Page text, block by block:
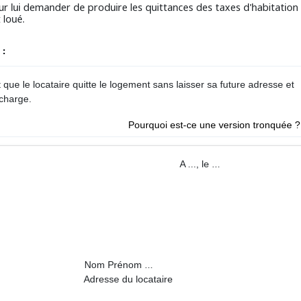
lui demander de produire les quittances des taxes d'habitation
que le locataire quitte le logement sans laisser sa future adresse et
Pourquoi est-ce une version tronquée ?
A ..., le ...
...
locataire